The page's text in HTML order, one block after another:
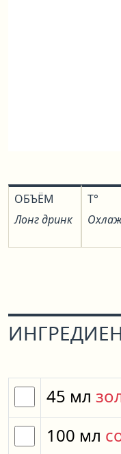
ОБЪЁМ
Лонг дринк
T°
45 мл
100 мл